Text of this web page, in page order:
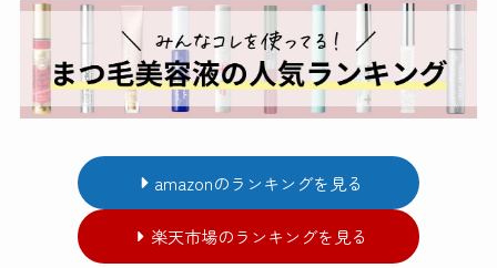
amazonのランキングを見る
楽天市場のランキングを見る